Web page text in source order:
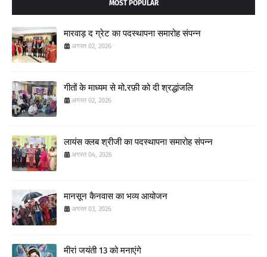
MOST POPULAR
मारवाड़ द ग्रेट का पदस्थापना समारोह संपन्न
अगस्त 02, 2026
गीतों के माध्यम से मो.रफ़ी को दी श्रद्धांजलि
अगस्त 02, 2026
लायंस क्लब श्रीजी का पदस्थापना समारोह संपन्न
अगस्त 04, 2026
मानसून कैनवास का भव्य आयोजन
अगस्त 03, 2026
मीरां जयंती 13 को मनाएंगे